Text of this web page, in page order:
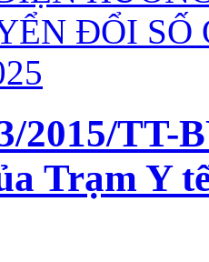
2015/TT-
Trạm Y